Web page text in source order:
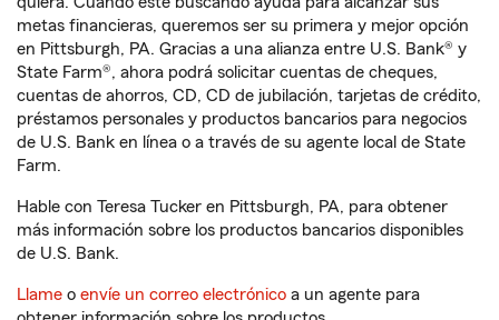
metas financieras, queremos ser su primera y mejor opción
en Pittsburgh, PA. Gracias a una alianza entre U.S. Bank® y
State Farm®, ahora podrá solicitar cuentas de cheques,
cuentas de ahorros, CD, CD de jubilación, tarjetas de crédito,
préstamos personales y productos bancarios para negocios
de U.S. Bank en línea o a través de su agente local de State
Farm.
Hable con Teresa Tucker en Pittsburgh, PA, para obtener
más información sobre los productos bancarios disponibles
de U.S. Bank.
Llame o envíe un correo electrónico a un agente para